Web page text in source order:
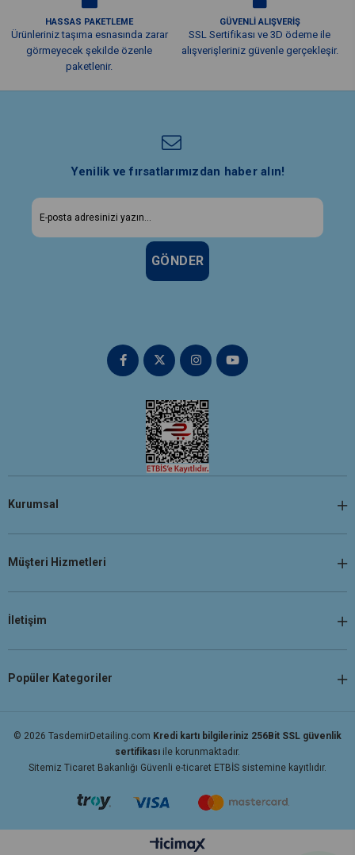
HASSAS PAKETLEME
Ürünleriniz taşıma esnasında zarar
görmeyecek şekilde özenle
paketlenir.
GÜVENLİ ALIŞVERİŞ
SSL Sertifikası ve 3D ödeme ile
alışverişleriniz güvenle gerçekleşir.
Yenilik ve fırsatlarımızdan haber alın!
GÖNDER
Kurumsal
Müşteri Hizmetleri
İletişim
Popüler Kategoriler
© 2026 TasdemirDetailing.com Kredi kartı bilgileriniz 256Bit SSL güvenlik
sertifikası ile korunmaktadır.
Sitemiz Ticaret Bakanlığı Güvenli e-ticaret ETBİS sistemine kayıtlıdır.